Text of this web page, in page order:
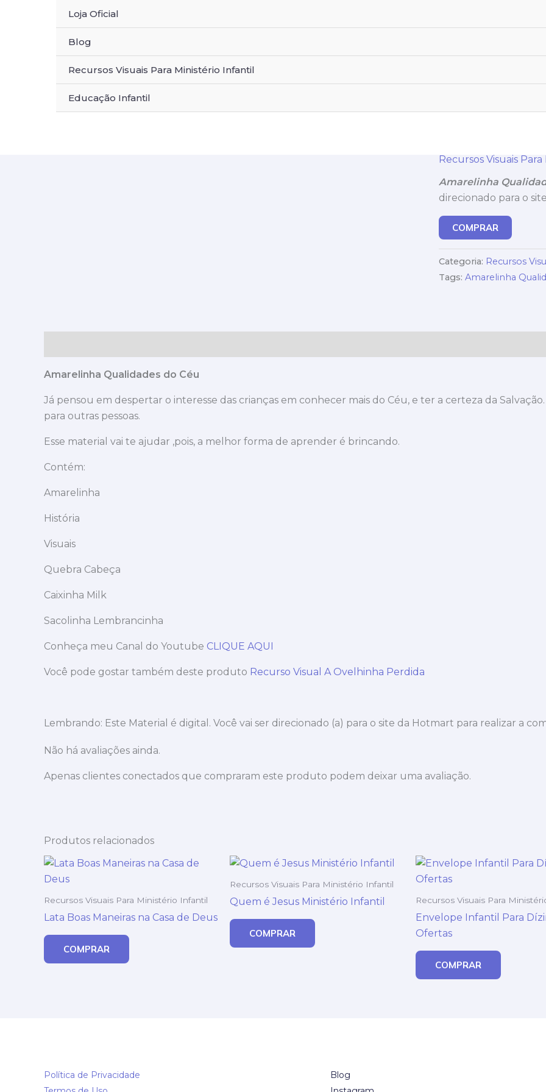
Loja Oficial
Blog
Recursos Visuais Para Ministério Infantil
Educação Infantil
Recursos Visuais
Amarelinha
direcionado para o
COMPRAR
Categoria: Recursos
Tags: Amarelinha
Amarelinha Qualidades do Céu
Já pensou em despertar o interesse das crianças em conhecer mais do Céu, e ter a certeza da
para outras pessoas.
Esse material vai te ajudar ,pois, a melhor forma de aprender é brincando.
Contém:
Amarelinha
História
Visuais
Quebra Cabeça
Caixinha Milk
Sacolinha Lembrancinha
Conheça meu Canal do Youtube CLIQUE AQUI
Você pode gostar também deste produto Recurso Visual A Ovelhinha Perdida
Lembrando: Este Material é digital. Você vai ser direcionado (a) para o site da Hotmart para realizar a
Não há avaliações ainda.
Apenas clientes conectados que compraram este produto podem deixar uma avaliação.
Produtos relacionados
Recursos Visuais Para Ministério Infantil
Lata Boas Maneiras na Casa de Deus
COMPRAR
Recursos Visuais Para Ministério Infantil
Quem é Jesus Ministério Infantil
COMPRAR
Recursos Visuais Para
Envelope Infantil Para
Ofertas
COMPRAR
Política de Privacidade
Blog